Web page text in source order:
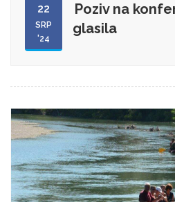
22
SRP
'24
Poziv na
glasila